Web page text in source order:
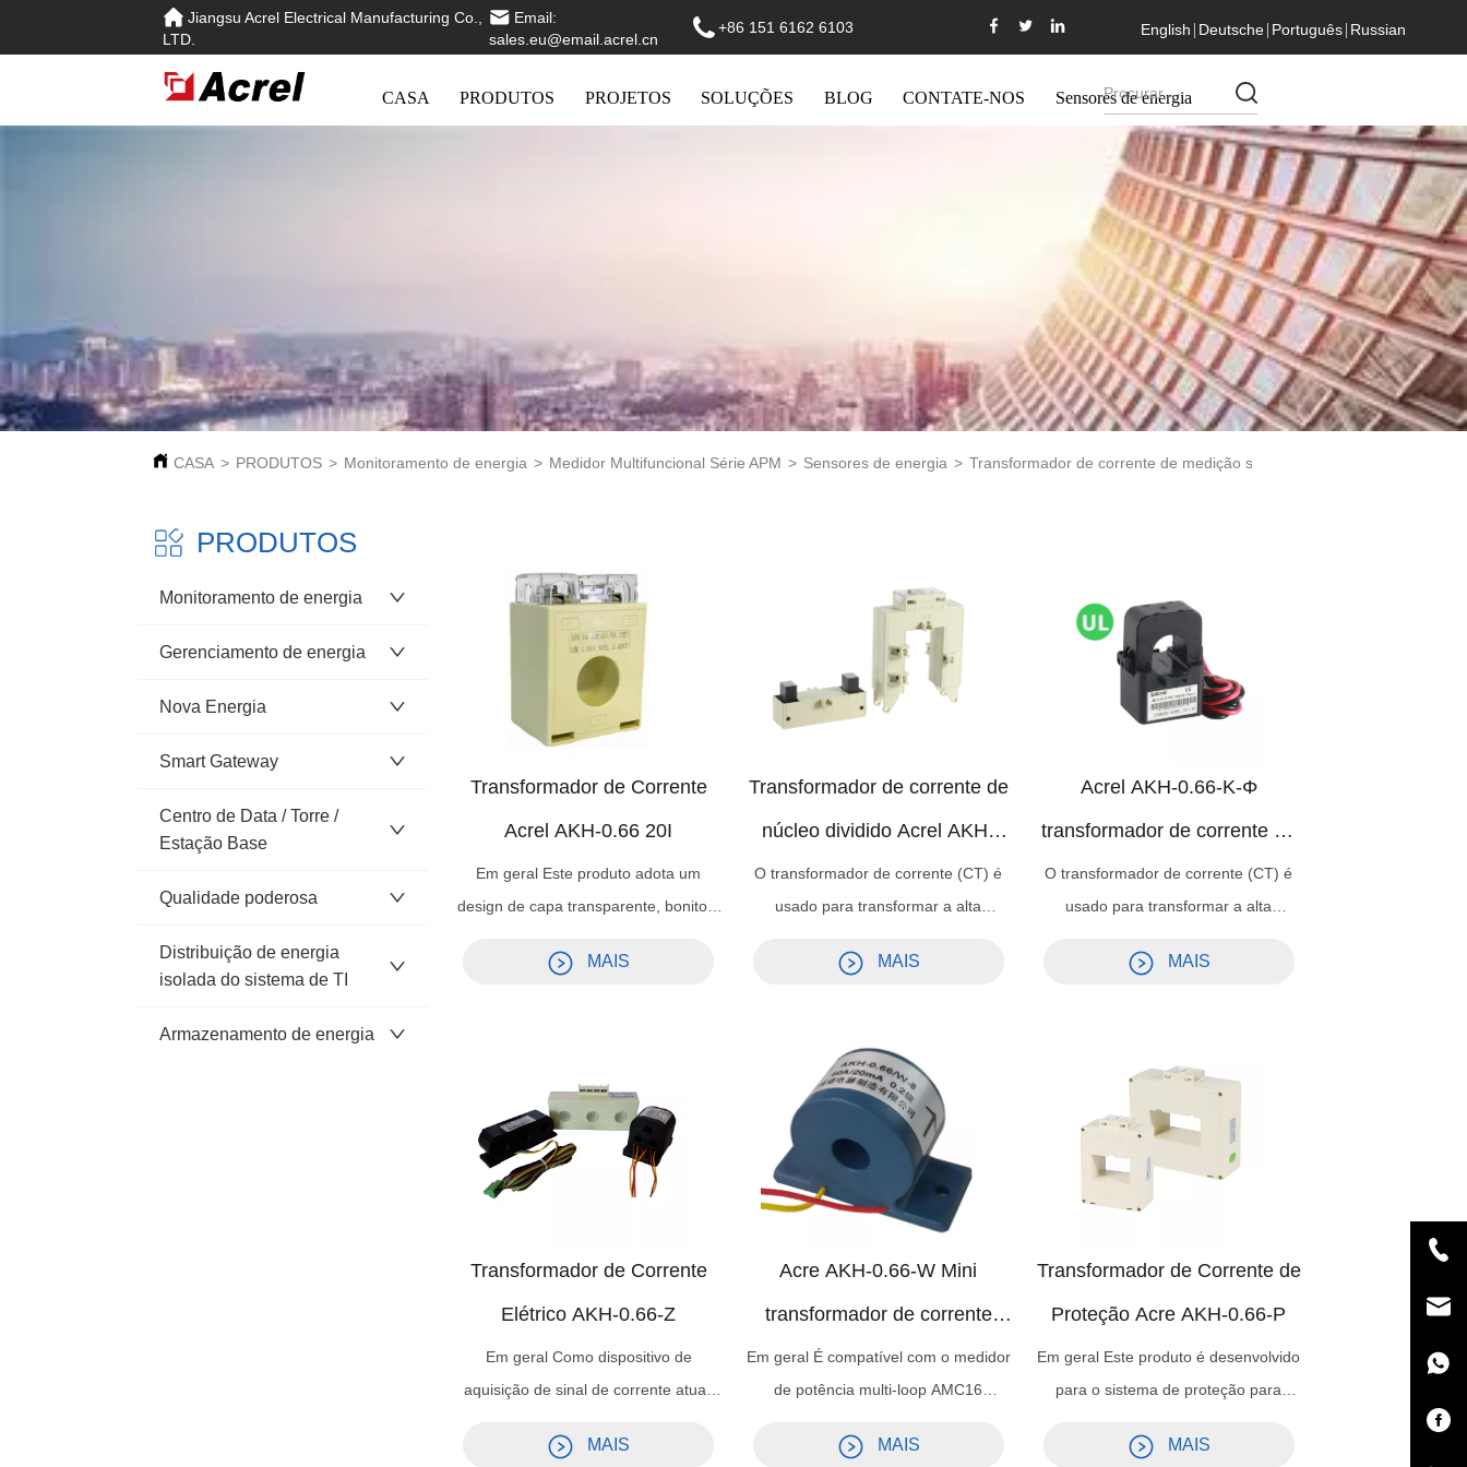
Jiangsu Acrel Electrical Manufacturing Co.,
LTD.
Email:
sales.eu@email.acrel.cn
+86 151 6162 6103 English Deutsche Português Russian
CASA PRODUTOS PROJETOS SOLUÇÕES BLOG CONTATE-NOS Sensores de energia
CASA > PRODUTOS > Monitoramento de energia > Medidor Multifuncional Série APM > Sensores de energia > Transformador de corrente de medição série AKH-0.66
PRODUTOS
Monitoramento de energia
Gerenciamento de energia
Nova Energia
Smart Gateway
Centro de Data / Torre /
Estação Base
Qualidade poderosa
Distribuição de energia
isolada do sistema de TI
Armazenamento de energia
Transformador de Corrente
Acrel AKH-0.66 20I
Em geral Este produto adota um
design de capa transparente, bonito e
para a fiação e pode ver claramente a
MAIS
Transformador de corrente de
núcleo dividido Acrel AKH-
0,66-K para barramento
O transformador de corrente (CT) é
usado para transformar a alta
facilmente gerenciáveis. Eles são
corrente ou proteger o equipamento.
MAIS
Acrel AKH-0.66-K-Φ
transformador de corrente de
núcleo dividido para cabo
certificado UL
O transformador de corrente (CT) é
usado para transformar a alta
facilmente gerenciáveis. Eles são
corrente ou proteger o equipamento.
MAIS
Transformador de Corrente
Elétrico AKH-0.66-Z
Em geral Como dispositivo de
aquisição de sinal de corrente atual,
dispositivo de monitoramento de
MAIS
Acre AKH-0.66-W Mini
transformador de corrente
para linha de cobre
Em geral É compatível com o medidor
de potência multi-loop AMC16
Suportando o uso, o produto tem as
MAIS
Transformador de Corrente de
Proteção Acre AKH-0.66-P
Em geral Este produto é desenvolvido
para o sistema de proteção para
sobrecarga. Possui diferentes níveis
MAIS